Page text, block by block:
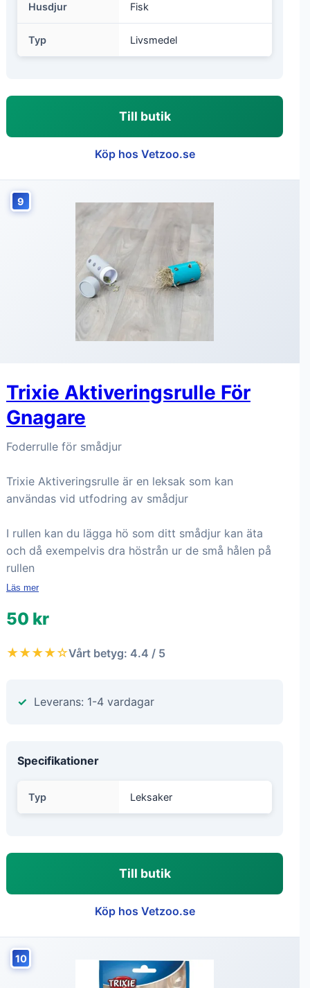
Husdjur Fisk
Typ Livsmedel
Till butik
Köp hos Vetzoo.se
9
Trixie Aktiveringsrulle För
Gnagare
Foderrulle för smådjur
Trixie Aktiveringsrulle är en leksak som kan
användas vid utfodring av smådjur
I rullen kan du lägga hö som ditt smådjur kan äta
och då exempelvis dra höstrån ur de små hålen på
rullen
Läs mer
50 kr
★★★★☆Vårt betyg: 4.4 / 5
Leverans: 1-4 vardagar
Specifikationer
Typ Leksaker
Till butik
Köp hos Vetzoo.se
10